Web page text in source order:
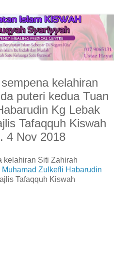
kelahiran
puteri kedua Tuan
Kg Lebak
Tafaqquh Kiswah
4 Nov 2018
kelahiran Siti Zahirah
Muhamad Zulkefli Habarudin
Tafaqquh Kiswah